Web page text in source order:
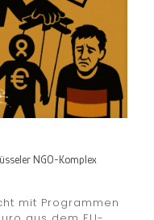
NGO-Komplex
mit Programmen